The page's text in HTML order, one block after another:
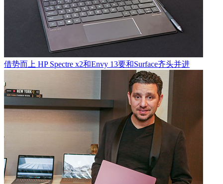
借势而上 HP Spectre x2和Envy 13要和Surface齐头并进